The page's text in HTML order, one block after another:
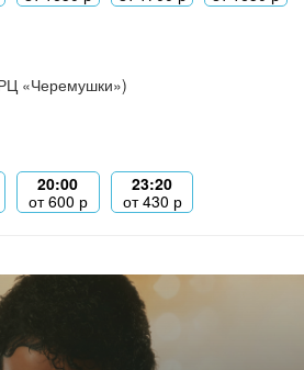
«Черемушки»)
20:00
от600 р
23:20
от430 р